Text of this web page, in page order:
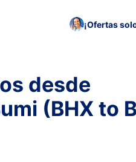
¡Ofertas
desde
(BHX to